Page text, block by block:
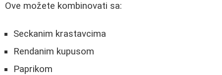
Ove možete kombinovati sa:
Seckanim krastavcima
Rendanim kupusom
Paprikom